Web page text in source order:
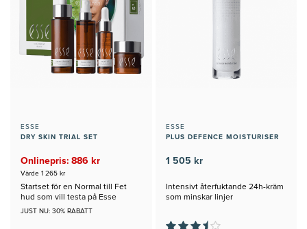
ESSE
DRY SKIN TRIAL SET
Onlinepris: 886 kr
Värde 1 265 kr
Startset för en Normal till Fet
hud som vill testa på Esse
JUST NU: 30% RABATT
ESSE
PLUS DEFENCE MOISTURISER
1 505 kr
Intensivt återfuktande 24h-kräm
som minskar linjer